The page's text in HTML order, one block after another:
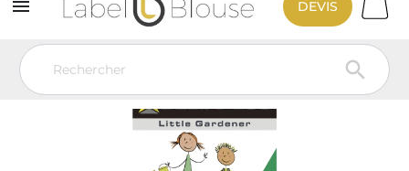


DEVIS
Vêtement de travail EPI : Equipement Protection Individuel
Gants